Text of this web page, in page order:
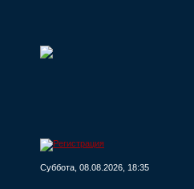
Суббота, 08.08.2026, 18:35